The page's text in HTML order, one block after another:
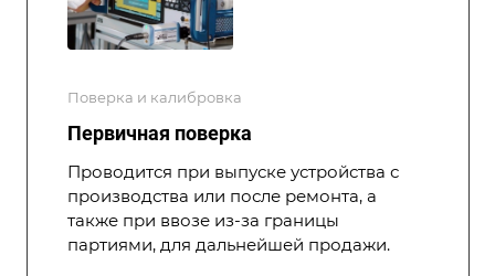
Поверка и калибровка
Первичная поверка
Проводится при выпуске устройства с
производства или после ремонта, а
также при ввозе из-за границы
партиями, для дальнейшей продажи.